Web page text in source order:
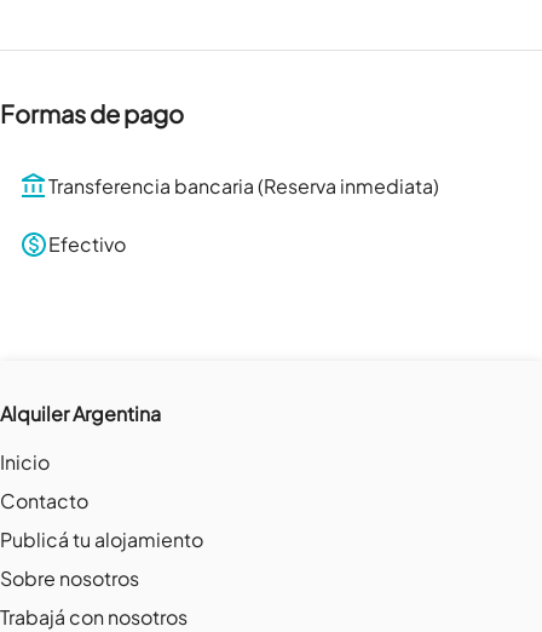
Formas de pago
Transferencia bancaria (Reserva inmediata)
Efectivo
Alquiler Argentina
Inicio
Contacto
Publicá tu alojamiento
Sobre nosotros
Trabajá con nosotros